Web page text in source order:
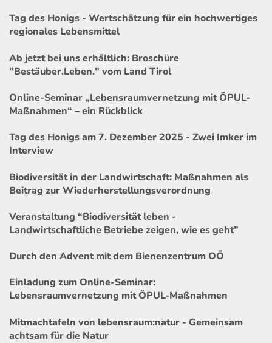
Tag des Honigs - Wertschätzung für ein hochwertiges
regionales Lebensmittel
Ab jetzt bei uns erhältlich: Broschüre
"Bestäuber.Leben." vom Land Tirol
Online-Seminar „Lebensraumvernetzung mit ÖPUL-
Maßnahmen“ – ein Rückblick
Tag des Honigs am 7. Dezember 2025 - Zwei Imker im
Interview
Biodiversität in der Landwirtschaft: Maßnahmen als
Beitrag zur Wiederherstellungsverordnung
Veranstaltung “Biodiversität leben -
Landwirtschaftliche Betriebe zeigen, wie es geht”
Durch den Advent mit dem Bienenzentrum OÖ
Einladung zum Online-Seminar:
Lebensraumvernetzung mit ÖPUL-Maßnahmen
Mitmachtafeln von lebensraum:natur - Gemeinsam
achtsam für die Natur